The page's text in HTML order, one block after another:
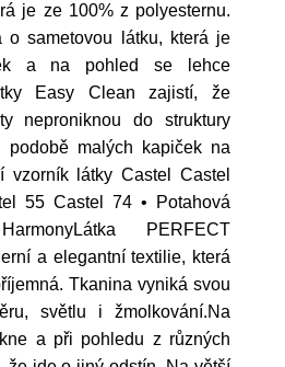
je ze 100% z polyesternu.
o sametovou látku, která je
a na pohled se lehce
Easy Clean zajistí, že
neproniknou do struktury
podobě malých kapiček na
vzorník látky Castel Castel
55 Castel 74 • Potahová
PERFECT
a elegantní textilie, která
Tkanina vyniká svou
světlu i žmolkování.Na
a při pohledu z různých